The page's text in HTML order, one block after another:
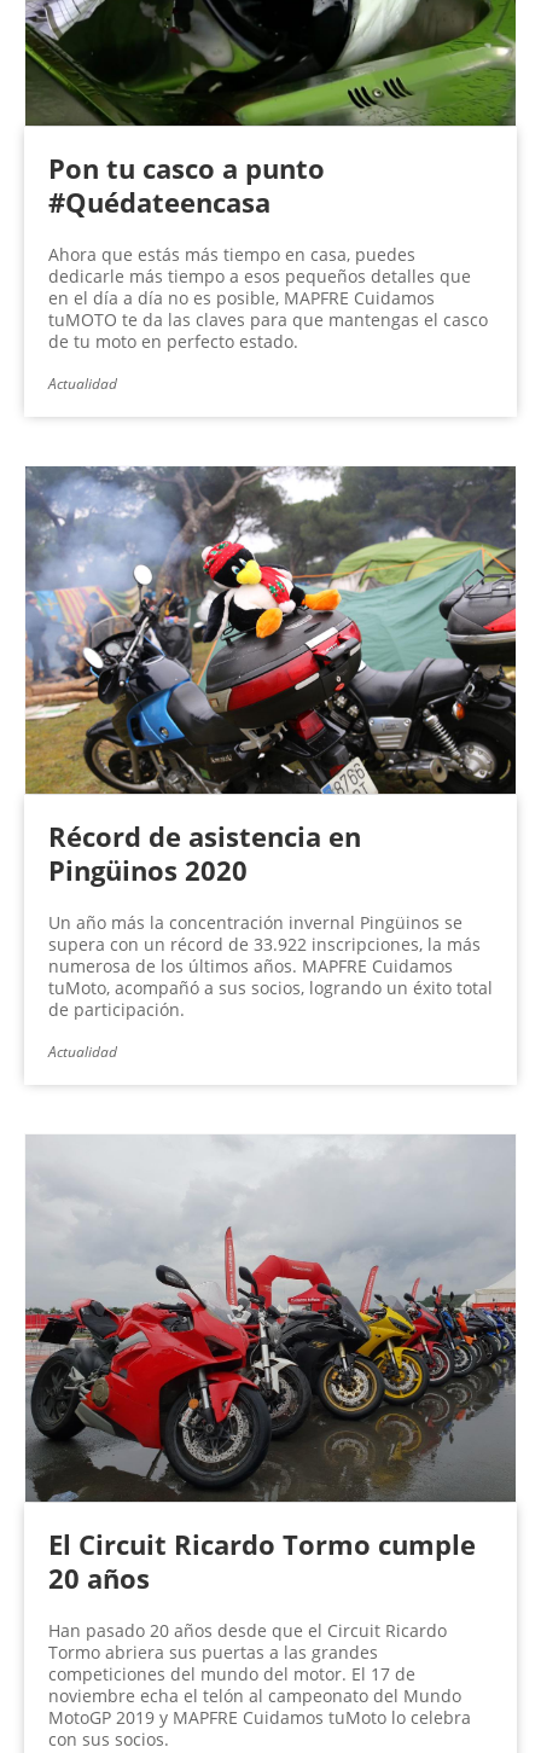
Pon tu casco a punto
#Quédateencasa
Ahora que estás más tiempo en casa, puedes
dedicarle más tiempo a esos pequeños detalles que
en el día a día no es posible, MAPFRE Cuidamos
tuMOTO te da las claves para que mantengas el casco
de tu moto en perfecto estado.
Actualidad
Récord de asistencia en
Pingüinos 2020
Un año más la concentración invernal Pingüinos se
supera con un récord de 33.922 inscripciones, la más
numerosa de los últimos años. MAPFRE Cuidamos
tuMoto, acompañó a sus socios, logrando un éxito total
de participación.
Actualidad
El Circuit Ricardo Tormo cumple
20 años
Han pasado 20 años desde que el Circuit Ricardo
Tormo abriera sus puertas a las grandes
competiciones del mundo del motor. El 17 de
noviembre echa el telón al campeonato del Mundo
MotoGP 2019 y MAPFRE Cuidamos tuMoto lo celebra
con sus socios.